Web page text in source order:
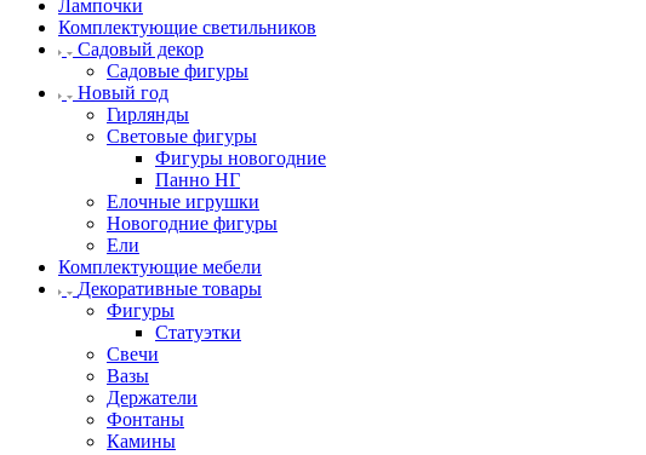
Лампочки
Комплектующие светильников
Садовый декор
Садовые фигуры
Новый год
Гирлянды
Световые фигуры
Фигуры новогодние
Панно НГ
Елочные игрушки
Новогодние фигуры
Ели
Комплектующие мебели
Декоративные товары
Фигуры
Статуэтки
Свечи
Вазы
Держатели
Фонтаны
Камины